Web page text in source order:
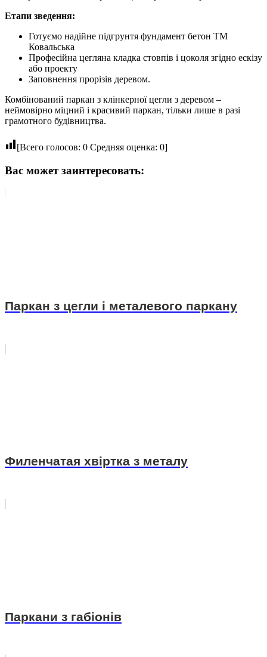
Етапи зведення:
Готуємо надійне підгрунтя фундамент бетон ТМ
Ковальська
Професійна цегляна кладка стовпів і цоколя згідно ескізу
або проекту
Заповнення прорізів деревом.
Комбінований паркан з клінкерної цегли з деревом –
неймовірно міцний і красивий паркан, тільки лише в разі
грамотного будівництва.
[Всего голосов: 0 Средняя оценка: 0]
Вас может заинтересовать:
Паркан з цегли і металевого паркану
Филенчатая хвіртка з металу
Паркани з габіонів